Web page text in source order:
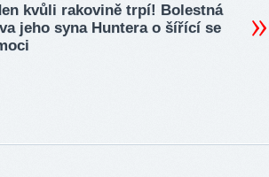
kvůli rakovině trpí! Bolestná
jeho syna Huntera o šířící se